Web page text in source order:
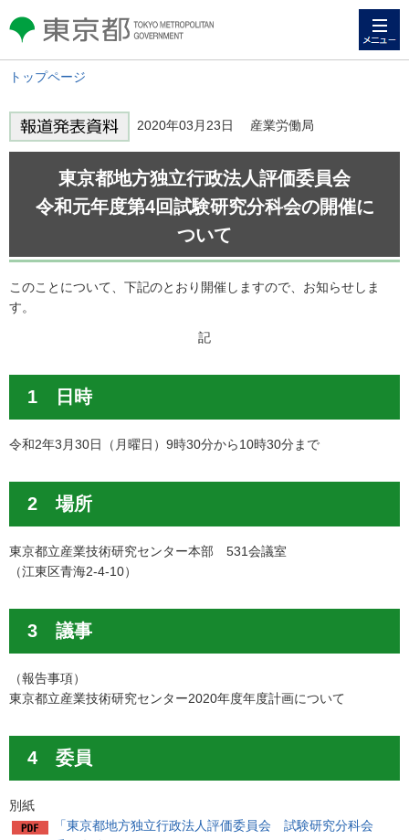
東京都 TOKYO METROPOLITAN
GOVERNMENT
トップページ
2020年03月23日 産業労働局
東京都地方独立行政法人評価委員会
令和元年度第4回試験研究分科会の開催に
ついて
このことについて、下記のとおり開催しますので、お知らせしま
す。
記
1 日時
令和2年3月30日（月曜日）9時30分から10時30分まで
2 場所
東京都立産業技術研究センター本部 531会議室
（江東区青海2-4-10）
3 議事
（報告事項）
東京都立産業技術研究センター2020年度年度計画について
4 委員
別紙
「東京都地方独立行政法人評価委員会 試験研究分科会